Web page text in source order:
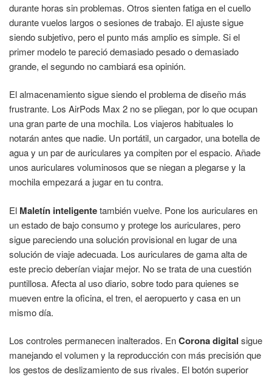
durante horas sin problemas. Otros sienten fatiga en el cuello
durante vuelos largos o sesiones de trabajo. El ajuste sigue
siendo subjetivo, pero el punto más amplio es simple. Si el
primer modelo te pareció demasiado pesado o demasiado
grande, el segundo no cambiará esa opinión.
El almacenamiento sigue siendo el problema de diseño más
frustrante. Los AirPods Max 2 no se pliegan, por lo que ocupan
una gran parte de una mochila. Los viajeros habituales lo
notarán antes que nadie. Un portátil, un cargador, una botella de
agua y un par de auriculares ya compiten por el espacio. Añade
unos auriculares voluminosos que se niegan a plegarse y la
mochila empezará a jugar en tu contra.
El Maletín inteligentetambién vuelve. Pone los auriculares en
un estado de bajo consumo y protege los auriculares, pero
sigue pareciendo una solución provisional en lugar de una
solución de viaje adecuada. Los auriculares de gama alta de
este precio deberían viajar mejor. No se trata de una cuestión
puntillosa. Afecta al uso diario, sobre todo para quienes se
mueven entre la oficina, el tren, el aeropuerto y casa en un
mismo día.
Los controles permanecen inalterados. EnCorona digital sigue
manejando el volumen y la reproducción con más precisión que
los gestos de deslizamiento de sus rivales. El botón superior